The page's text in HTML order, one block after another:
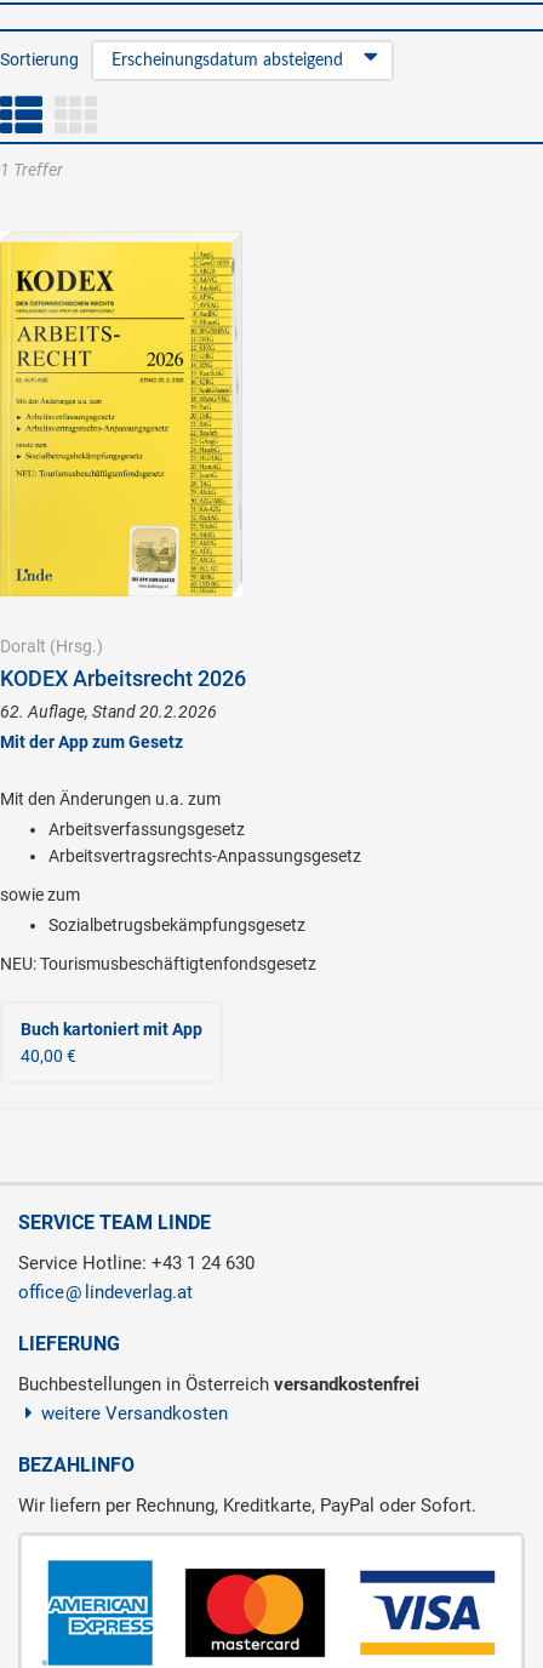
Sortierung Erscheinungsdatum absteigend
1 Treffer
Doralt (Hrsg.)
KODEX Arbeitsrecht 2026
62. Auflage, Stand 20.2.2026
Mit der App zum Gesetz
Mit den Änderungen u.a. zum
Arbeitsverfassungsgesetz
Arbeitsvertragsrechts-Anpassungsgesetz
sowie zum
Sozialbetrugsbekämpfungsgesetz
NEU: Tourismusbeschäftigtenfondsgesetz
Buch kartoniertmit App
40,00 €
SERVICE TEAM LINDE
Service Hotline: +43 1 24 630
office
lindeverlag.at
LIEFERUNG
Buchbestellungen in Österreich versandkostenfrei
weitere Versandkosten
BEZAHLINFO
Wir liefern per Rechnung, Kreditkarte, PayPal oder Sofort.